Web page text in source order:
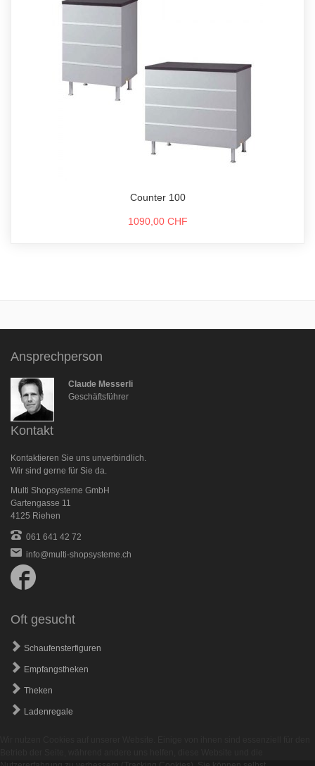
Counter 100
1090,00 CHF
Ansprechperson
Claude Messerli
Geschäftsführer
Kontakt
Kontaktieren Sie uns unverbindlich.
Wir sind gerne für Sie da.
Multi Shopsysteme GmbH
Gartengasse 11
4125 Riehen
061 641 42 72
info@multi-shopsysteme.ch
us
Oft gesucht
Schaufensterfiguren
Empfangstheken
Theken
Ladenregale